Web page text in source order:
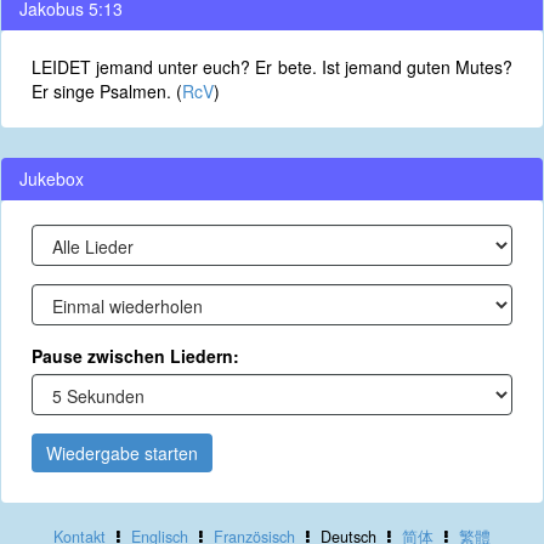
Jakobus 5:13
LEIDET jemand unter euch? Er bete. Ist jemand guten Mutes?
Er singe Psalmen. (RcV)
Jukebox
Pause zwischen Liedern:
Wiedergabe starten
Kontakt Englisch Französisch Deutsch 简体 繁體